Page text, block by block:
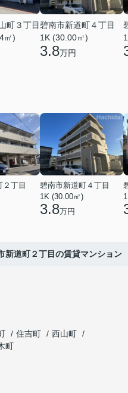
町３丁目
㎡)
碧南市新道町４丁目
1K (30.00㎡)
3.8万円
２丁目
碧南市新道町４丁目
1K (30.00㎡)
3.8万円
新道町２丁目の賃貸マンション
住吉町
西山町
町